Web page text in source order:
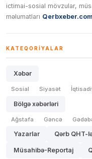
ictimai-sosial mövzular,
məlumatları Qerbxeber.com
KATEQORIYALAR
Xəbər
Sosial Siyasət
Bölgə xəbərləri
Ağstafa Gəncə
Yazarlar Qərb QHT-
Müsahibə-Reportaj